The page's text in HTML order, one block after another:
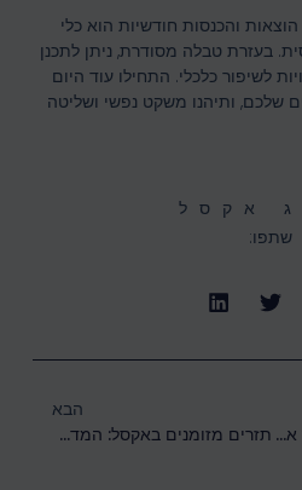
והכנסות חודשיות הוא כלי
בעזרת טבלה מסודרת, ניתן לתכנן
לשיפור כלכלי. התחילו עוד היום
שלכם, ותיהנו משקט נפשי ושליטה
אקסל
שתפו:
הכנות לחתונה בעזרת קובץ אקסל
הבא
תזרים מזומנים באקסל: המדריך המלא לניהול פיננסי